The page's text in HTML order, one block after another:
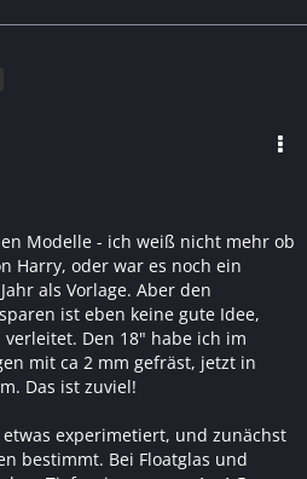
Modelle - ich weiß nicht mehr ob
Harry, oder war es noch ein
als Vorlage. Aber den
ist eben keine gute Idee,
Den 18" habe ich im
mit ca 2 mm gefräst, jetzt in
Das ist zuviel!
experimetiert, und zunächst
bestimmt. Bei Floatglas und